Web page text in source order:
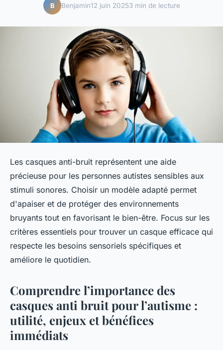
B Benjamin12 juin 20253 min de lecture
Les casques anti-bruit représentent une aide
précieuse pour les personnes autistes sensibles aux
stimuli sonores. Choisir un modèle adapté permet
d'apaiser et de protéger des environnements
bruyants tout en favorisant le bien-être. Focus sur les
critères essentiels pour trouver un casque efficace qui
respecte les besoins sensoriels spécifiques et
améliore le quotidien.
Comprendre l’importance des
casques anti bruit pour l’autisme :
utilité, enjeux et bénéfices
immédiats